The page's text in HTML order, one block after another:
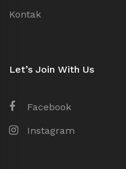
Kontak
Let’s Join With Us
Facebook
Instagram